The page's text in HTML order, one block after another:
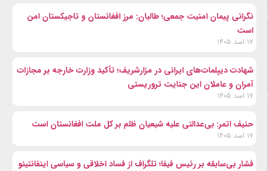
نگرانی پیمان امنیت جمعی؛ طالبان: مرز افغانستان و تاجیکستان امن
است
۱۷ اسد ۱۴۰۵
شهادت‌ دیپلمات‌های ایرانی در مزارشریف؛ تأکید وزارت خارجه بر مجازات
آمران و عاملان این جنایت تروریستی
۱۷ اسد ۱۴۰۵
حنیف اتمر: بی‌عدالتی علیه شیعیان ظلم بر کل ملت افغانستان است
۱۷ اسد ۱۴۰۵
فشار بی‌سابقه بر رئیس فیفا؛ تلگراف از فساد اخلاقی و سیاسی اینفانتینو